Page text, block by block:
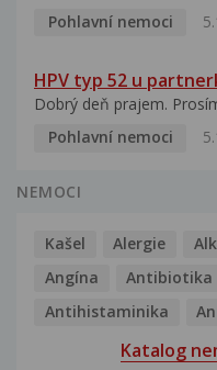
Pohlavní nemoci
HPV typ 52 u
Dobrý deň prajem.
Pohlavní nemoci
NEMOCI
Kašel Alergie
Angína
Antibiotika
Antihistaminika
Katalog